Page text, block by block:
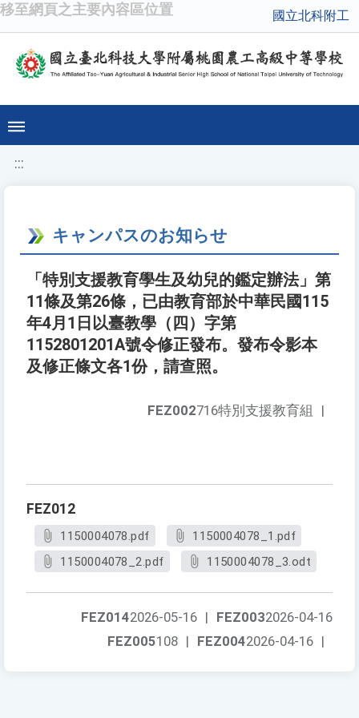
移至網頁之主要內容區位置 國立北科附工
:::
キャンパスのお知らせ
「特別支援教育學生及幼兒的鑑定辦法」第
11條及第26條，已由教育部於中華民國115
年4月1日以臺教學（四）字第
1152801201A號令修正發布。發布令影本
及修正條文各1份，請查照。
FEZ002716特別支援教育組 |
FEZ012
1150004078.pdf
1150004078_1.pdf
1150004078_2.pdf
1150004078_3.odt
FEZ0032026-04-16
FEZ0142026-05-16 |
FEZ0042026-04-16 |
FEZ005108 |